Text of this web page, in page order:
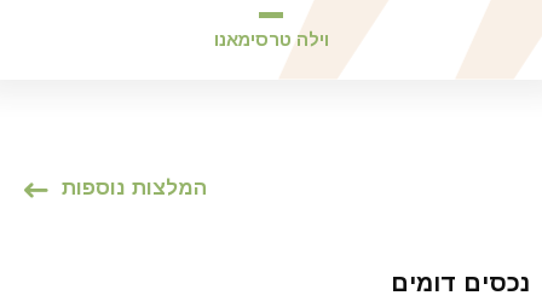
וילה טרסימאנו
המלצות נוספות
נכסים דומים